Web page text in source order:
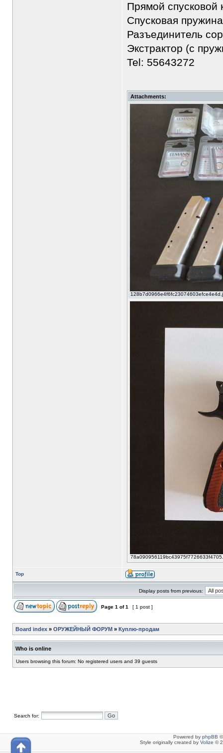
Прямой спусковой
Спусковая
Разъединитель
Экстрактор (с
Tel: 55643272
Attachments:
Top
Display posts from previous:
Page 1 of1 [ 1 post ]
Board index » ОРУЖЕЙНЫЙ ФОРУМ » Куплю-продам
Who is online
Users browsing this forum: No registered users and 39 guests
Search for:
Powered by phpBB
Style originally created by Volize ©